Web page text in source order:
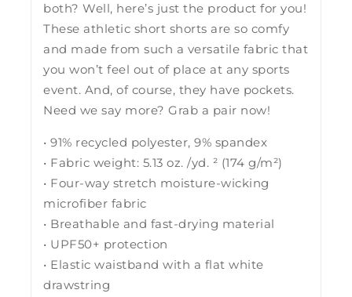
both? Well, here’s just the product for you!
These athletic short shorts are so comfy
and made from such a versatile fabric that
you won’t feel out of place at any sports
event. And, of course, they have pockets.
Need we say more? Grab a pair now!
• 91% recycled polyester, 9% spandex
• Fabric weight: 5.13 oz. /yd. ² (174 g/m²)
• Four-way stretch moisture-wicking
microfiber fabric
• Breathable and fast-drying material
• UPF50+ protection
• Elastic waistband with a flat white
drawstring